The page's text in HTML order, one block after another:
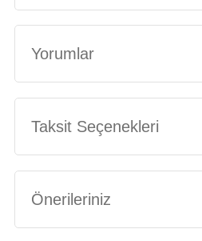
Yorumlar
Taksit Seçenekleri
Önerileriniz